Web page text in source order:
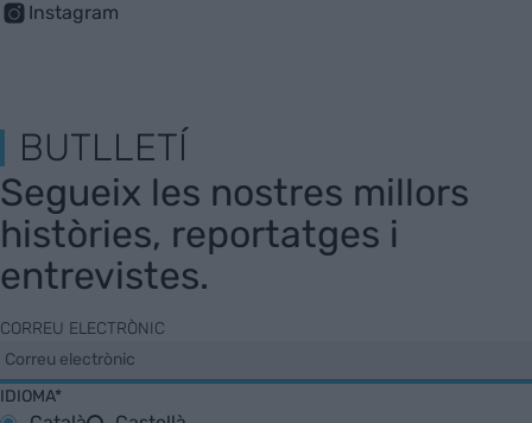
Instagram
BUTLLETÍ
Segueix les nostres millors
històries, reportatges i
entrevistes.
CORREU ELECTRÒNIC
IDIOMA*